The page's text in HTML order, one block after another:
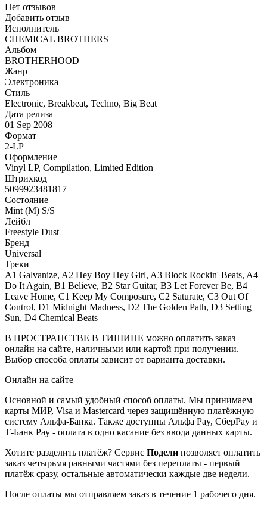
Нет отзывов
Добавить отзыв
Исполнитель
CHEMICAL BROTHERS
Альбом
BROTHERHOOD
Жанр
Электроника
Стиль
Electronic, Breakbeat, Techno, Big Beat
Дата релиза
01 Sep 2008
Формат
2-LP
Оформление
Vinyl LP, Compilation, Limited Edition
Штрихкод
5099923481817
Состояние
Mint (M) S/S
Лейбл
Freestyle Dust
Бренд
Universal
Треки
A1 Galvanize, A2 Hey Boy Hey Girl, A3 Block Rockin' Beats, A4
Do It Again, B1 Believe, B2 Star Guitar, B3 Let Forever Be, B4
Leave Home, C1 Keep My Composure, C2 Saturate, C3 Out Of
Control, D1 Midnight Madness, D2 The Golden Path, D3 Setting
Sun, D4 Chemical Beats
В ПРОСТРАНСТВЕ В ТИШИНЕ можно оплатить заказ
онлайн на сайте, наличными или картой при получении.
Выбор способа оплаты зависит от варианта доставки.
Онлайн на сайте
Основной и самый удобный способ оплаты. Мы принимаем
карты МИР, Visa и Mastercard через защищённую платёжную
систему Альфа-Банка. Также доступны Альфа Pay, СберPay и
Т-Банк Pay - оплата в одно касание без ввода данных карты.
Хотите разделить платёж? Сервис Подели позволяет оплатить
заказ четырьмя равными частями без переплаты - первый
платёж сразу, остальные автоматически каждые две недели.
После оплаты мы отправляем заказ в течение 1 рабочего дня.